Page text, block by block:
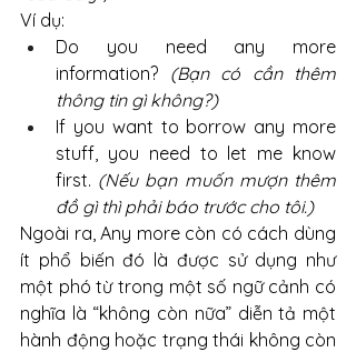
Ví dụ:
Do you need any more
information? (Bạn có cần thêm
thông tin gì không?)
If you want to borrow any more
stuff, you need to let me know
first. (Nếu bạn muốn mượn thêm
đồ gì thì phải báo trước cho tôi.)
Ngoài ra, Any more còn có cách dùng
ít phổ biến đó là được sử dụng như
một phó từ trong một số ngữ cảnh có
nghĩa là “không còn nữa” diễn tả một
hành động hoặc trạng thái không còn